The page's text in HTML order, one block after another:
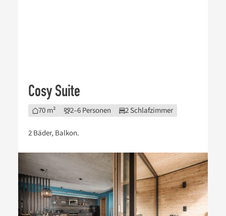
Cosy Suite
70 m² 2–6 Personen
2 Bäder, Balkon.